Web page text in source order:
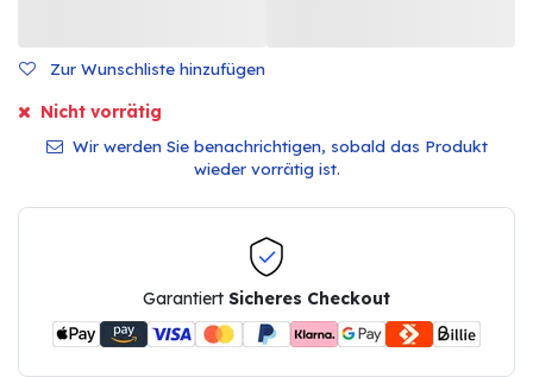
Zur Wunschliste hinzufügen
Nicht vorrätig
Wir werden Sie benachrichtigen, sobald das Produkt
wieder vorrätig ist.
Garantiert Sicheres Checkout